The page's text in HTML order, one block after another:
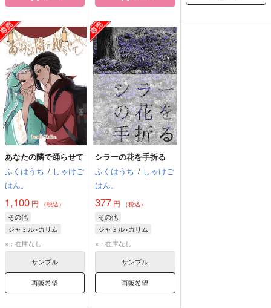
あなたの隣で踊らせて
ふくはうち / しゃけご
はん。
1,100 円 （税込）
その他
ジャミル×カリム
ジャミル・バイパー
カリム・アルアジーム
×：在庫なし
サンプル
再販希望
シラーの花を手折る
ふくはうち / しゃけご
はん。
377 円 （税込）
その他
ジャミル×カリム
カリム・アルアジーム
ジャミル・バイパー
×：在庫なし
サンプル
再販希望